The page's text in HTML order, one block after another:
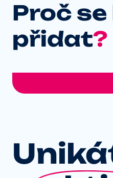
Proč
přidat?